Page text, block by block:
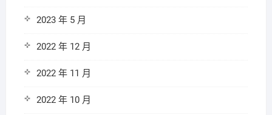
2023 年 5 月
2022 年 12 月
2022 年 11 月
2022 年 10 月